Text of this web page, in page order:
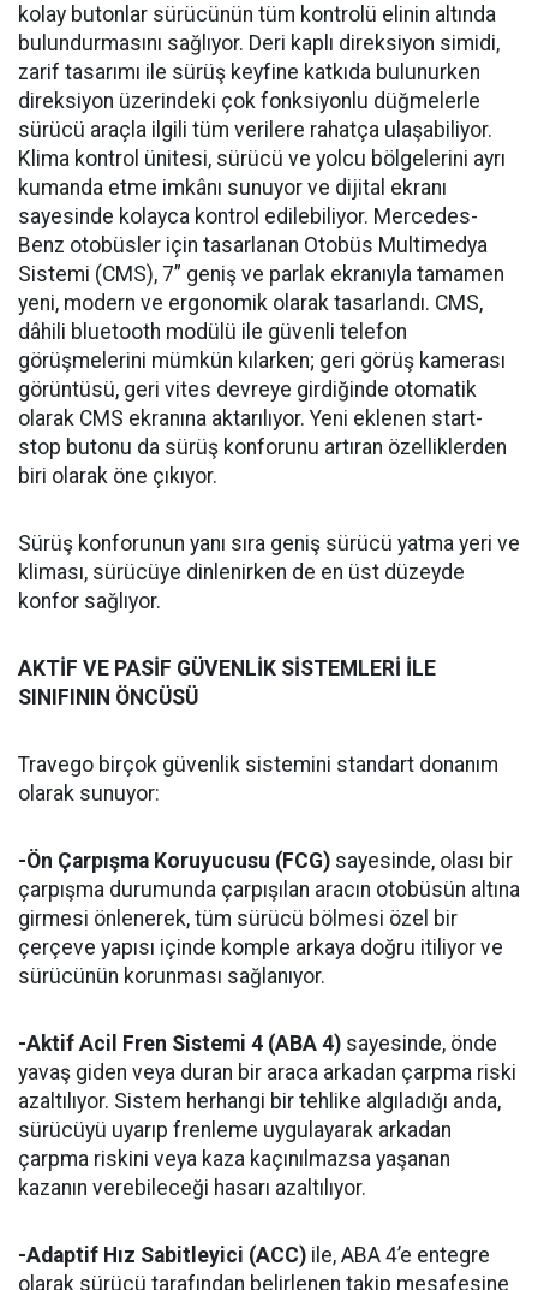
kolay butonlar sürücünün tüm kontrolü elinin altında
bulundurmasını sağlıyor. Deri kaplı direksiyon simidi,
zarif tasarımı ile sürüş keyfine katkıda bulunurken
direksiyon üzerindeki çok fonksiyonlu düğmelerle
sürücü araçla ilgili tüm verilere rahatça ulaşabiliyor.
Klima kontrol ünitesi, sürücü ve yolcu bölgelerini ayrı
kumanda etme imkânı sunuyor ve dijital ekranı
sayesinde kolayca kontrol edilebiliyor. Mercedes-
Benz otobüsler için tasarlanan Otobüs Multimedya
Sistemi (CMS), 7” geniş ve parlak ekranıyla tamamen
yeni, modern ve ergonomik olarak tasarlandı. CMS,
dâhili bluetooth modülü ile güvenli telefon
görüşmelerini mümkün kılarken; geri görüş kamerası
görüntüsü, geri vites devreye girdiğinde otomatik
olarak CMS ekranına aktarılıyor. Yeni eklenen start-
stop butonu da sürüş konforunu artıran özelliklerden
biri olarak öne çıkıyor.
Sürüş konforunun yanı sıra geniş sürücü yatma yeri ve
kliması, sürücüye dinlenirken de en üst düzeyde
konfor sağlıyor.
AKTİF VE PASİF GÜVENLİK SİSTEMLERİ İLE
SINIFININ ÖNCÜSÜ
Travego birçok güvenlik sistemini standart donanım
olarak sunuyor:
-Ön Çarpışma Koruyucusu (FCG) sayesinde, olası bir
çarpışma durumunda çarpışılan aracın otobüsün altına
girmesi önlenerek, tüm sürücü bölmesi özel bir
çerçeve yapısı içinde komple arkaya doğru itiliyor ve
sürücünün korunması sağlanıyor.
-Aktif Acil Fren Sistemi 4 (ABA 4) sayesinde, önde
yavaş giden veya duran bir araca arkadan çarpma riski
azaltılıyor. Sistem herhangi bir tehlike algıladığı anda,
sürücüyü uyarıp frenleme uygulayarak arkadan
çarpma riskini veya kaza kaçınılmazsa yaşanan
kazanın verebileceği hasarı azaltılıyor.
-Adaptif Hız Sabitleyici (ACC) ile, ABA 4’e entegre
olarak sürücü tarafından belirlenen takip mesafesine